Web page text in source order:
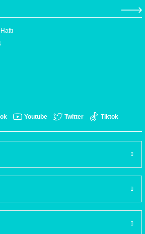
Youtube Twitter Tiktok